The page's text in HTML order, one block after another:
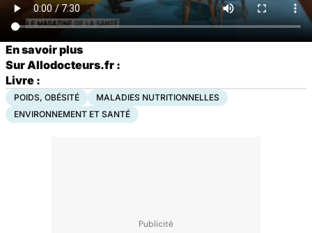
En savoir plus
Sur Allodocteurs.fr :
Livre :
POIDS, OBÉSITÉ
MALADIES NUTRITIONNELLES
ENVIRONNEMENT ET SANTÉ